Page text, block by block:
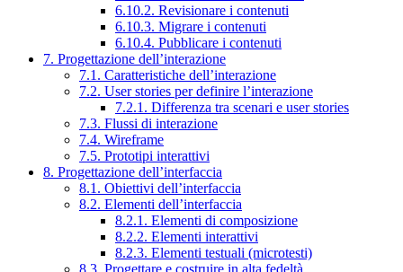
6.10.2. Revisionare i contenuti
6.10.3. Migrare i contenuti
6.10.4. Pubblicare i contenuti
7. Progettazione dell’interazione
7.1. Caratteristiche dell’interazione
7.2. User stories per definire l’interazione
7.2.1. Differenza tra scenari e user stories
7.3. Flussi di interazione
7.4. Wireframe
7.5. Prototipi interattivi
8. Progettazione dell’interfaccia
8.1. Obiettivi dell’interfaccia
8.2. Elementi dell’interfaccia
8.2.1. Elementi di composizione
8.2.2. Elementi interattivi
8.2.3. Elementi testuali (microtesti)
8.3. Progettare e costruire in alta fedeltà